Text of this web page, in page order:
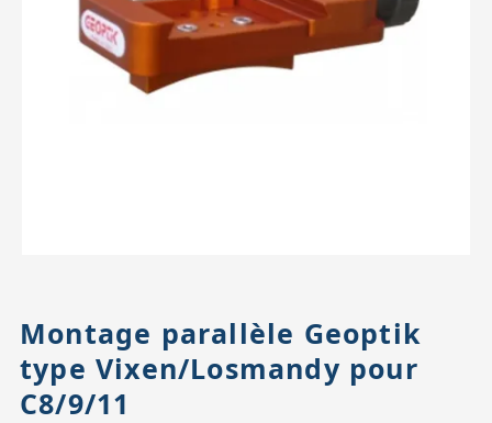
Accessoires pour montures
Têtes
Pièces détachées
Montage parallèle Geoptik
type Vixen/Losmandy pour
C8/9/11